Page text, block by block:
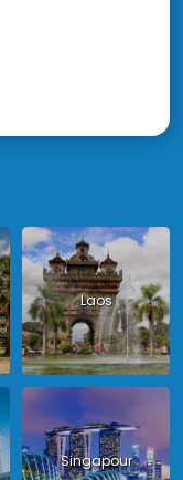
Laos
Singapour